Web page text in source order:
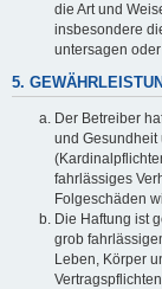
die Art und
insbesondere
untersagen
5.
Der Betreiber
und Gesundheit
fahrlässiges
Folgeschäden
Die Haftung ist
grob
Leben, Körper